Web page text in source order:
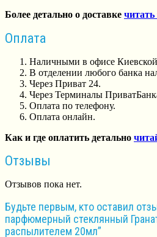
Более детально о доставке читать
Оплата
Наличными в офисе
В отделении любого банка
Через Приват 24.
Через Терминалы
Оплата по телефону.
Оплата онлайн.
Как и где оплатить детально
Отзывы
Отзывов пока нет.
Будьте первым, кто оставил
парфюмерный стеклянный
распылителем 20мл”